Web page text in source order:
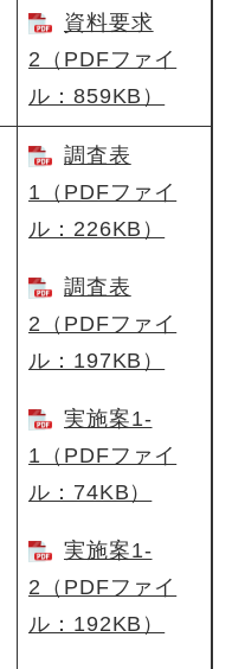
資料要求
2（PDFファイ
ル：859KB）
調査表
1（PDFファイ
ル：226KB）
調査表
2（PDFファイ
ル：197KB）
実施案1-
1（PDFファイ
ル：74KB）
実施案1-
2（PDFファイ
ル：192KB）